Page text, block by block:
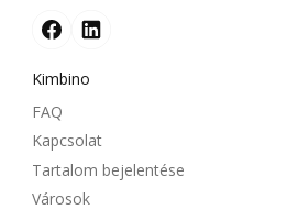
Kimbino
FAQ
Kapcsolat
Tartalom bejelentése
Városok